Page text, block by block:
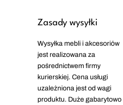
Zasady wysyłki
Wysyłka mebli i akcesoriów
jest realizowana za
pośrednictwem firmy
kurierskiej. Cena usługi
uzależniona jest od wagi
produktu. Duże gabarytowo